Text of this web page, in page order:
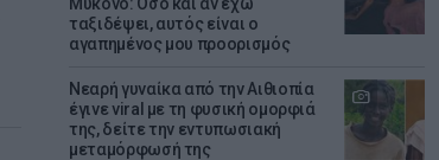
ταξιδέψει, αυτός είναι ο
αγαπημένος μου προορισμός
Νεαρή γυναίκα από την Αιθιοπία
έγινε viral με τη φυσική ομορφιά
της, δείτε την εντυπωσιακή
μεταμόρφωσή της